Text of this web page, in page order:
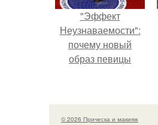
"Эффект
Неузнаваемости":
почему новый
образ певицы
возможного?
© 2026 Прическа и макияж